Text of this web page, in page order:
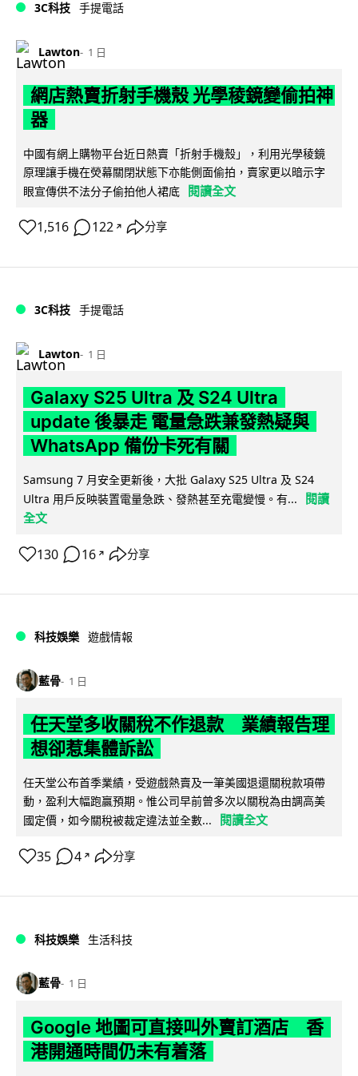
3C科技 手提電話
Lawton 1 日
網店熱賣折射手機殼 光學稜鏡變偷拍神
器
中國有網上購物平台近日熱賣「折射手機殼」，利用光學稜鏡
原理讓手機在熒幕關閉狀態下亦能側面偷拍，賣家更以暗示字
眼宣傳供不法分子偷拍他人裙底
閱讀全文
1,516 122 ↗ 分享
3C科技 手提電話
Lawton 1 日
Galaxy S25 Ultra 及 S24 Ultra
update 後暴走 電量急跌兼發熱疑與
WhatsApp 備份卡死有關
Samsung 7 月安全更新後，大批 Galaxy S25 Ultra 及 S24
Ultra 用戶反映裝置電量急跌、發熱甚至充電變慢。有...
閱讀
全文
130 16 ↗ 分享
科技娛樂 遊戲情報
藍骨 1 日
任天堂多收關稅不作退款 業績報告理
想卻惹集體訴訟
任天堂公布首季業績，受遊戲熱賣及一筆美國退還關稅款項帶
動，盈利大幅跑贏預期。惟公司早前曾多次以關稅為由調高美
國定價，如今關稅被裁定違法並全數...
閱讀全文
35 4 ↗ 分享
科技娛樂 生活科技
藍骨 1 日
Google 地圖可直接叫外賣訂酒店 香
港開通時間仍未有着落